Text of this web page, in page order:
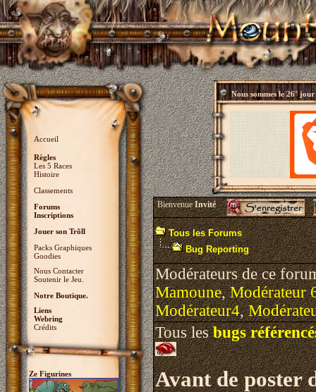
Accueil
Règles
Les 5 Races
Histoire
Classements
Forums
Inscriptions
Jouer son Trõll
Packs Graphiques
Goodies
Nous Contacter
Soutenir le Jeu.
Notre Boutique.
Liens
Webring
Crédits
Ze Figurines
Nous sommes le26° jour
BienvenueInvité
Tous les Forums
Bug Reporting
Modérateurs de ce
Mamoune,Modérateur
Modérateur4,
Tous lesbugs
Avant de poster